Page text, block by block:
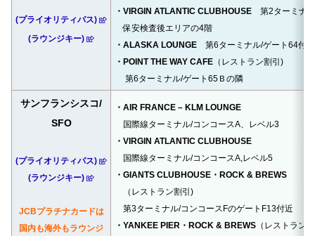
(プライオリティパス)
(ラウンジキー)
・VIRGIN ATLANTIC CLUBHOUSE第2ターミナ
保安検査後エリアの4階
・ALASKA LOUNGE第6ターミナル/ゲート64付近
・POINT THE WAY CAFE（レストラン割引)
第6ターミナル/ゲート65Ｂの隣
サンフランシスコ/
SFO
(プライオリティパス)
(ラウンジキー)
JCBプラチナカードは
国内も海外もラウンジ
・AIR FRANCE – KLM LOUNGE
国際線ターミナル/コンコースA、レベル3
・VIRGIN ATLANTIC CLUBHOUSE
国際線ターミナル/コンコースA,レベル5
・GIANTS CLUBHOUSE・ROCK & BREWS
（レストラン割引)
第3ターミナル/コンコースFのゲートF13付近
・YANKEE PIER・ROCK & BREWS（レストラン